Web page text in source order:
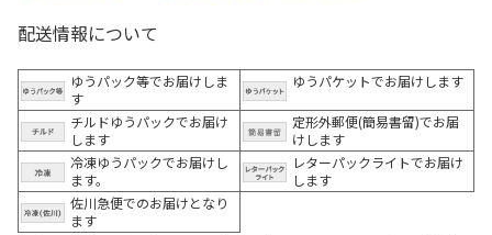
配送情報について
ゆうパック等でお届けしま
す
ゆうパケットでお届けします
チルドゆうパックでお届け
します
定形外郵便(簡易書留)でお届
けします
冷凍ゆうパックでお届けし
ます。
レターパックライトでお届け
します
佐川急便でのお届けとなり
ます